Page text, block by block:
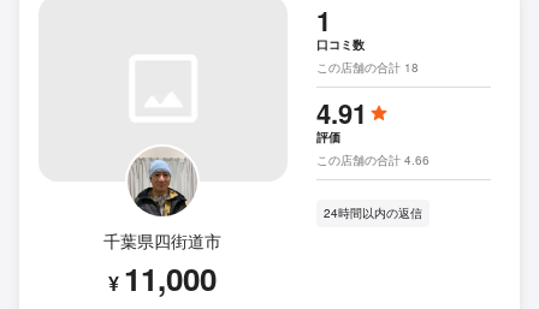
千葉県四街道市
¥ 11,000
1
口コミ数
この店舗の合計 18
4.91
評価
この店舗の合計 4.66
24時間以内の返信